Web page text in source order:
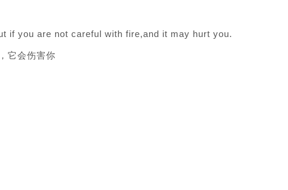
if you are not careful with fire,and it may hurt you.
它会伤害你